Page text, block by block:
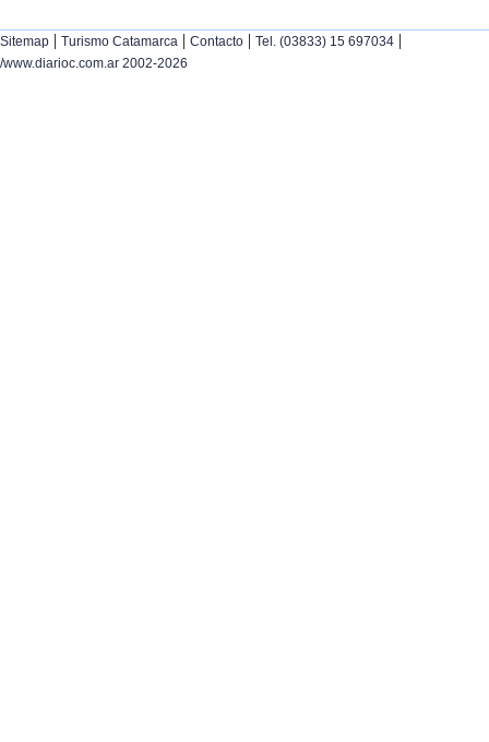
Sitemap | Turismo Catamarca | Contacto | Tel. (03833) 15 697034 |
/www.diarioc.com.ar 2002-2026